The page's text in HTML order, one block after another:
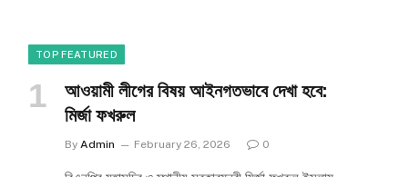
TOP FEATURED
আওয়ামী লীগের বিষয় আইনগতভাবে দেখা হবে:
মির্জা ফখরুল
By Admin February 26, 2026 0